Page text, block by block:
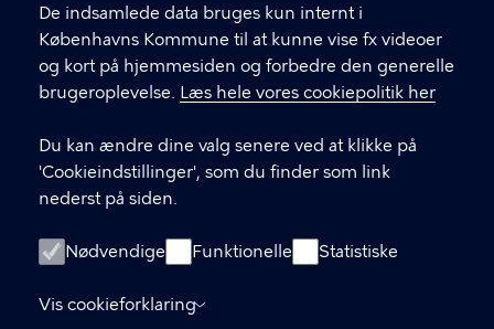
De indsamlede data bruges kun internt i
Københavns Kommune til at kunne vise fx videoer
og kort på hjemmesiden og forbedre den generelle
brugeroplevelse. Læs hele vores cookiepolitik her
Du kan ændre dine valg senere ved at klikke på
'Cookieindstillinger', som du finder som link
nederst på siden.
Nødvendige Funktionelle Statistiske
Vis cookieforklaring
kulturhuse, biblioteker og idrætsfaciliteter på
Østerbro og i Nordhavn. Skal du i kontakt med os,
kan du kontakte bydelsleder Alexander Karl
Lehmann via e-mail: IR4E@kk.dk
KONTAKT
virkelyst@kk.dk